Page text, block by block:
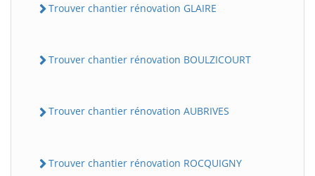
Trouver chantier rénovation GLAIRE
Trouver chantier rénovation BOULZICOURT
Trouver chantier rénovation AUBRIVES
Trouver chantier rénovation ROCQUIGNY